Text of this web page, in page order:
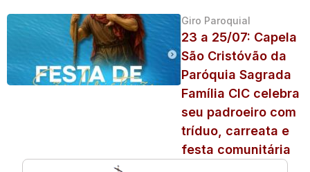
Giro Paroquial
23 a 25/07: Capela
São Cristóvão da
Paróquia Sagrada
Família CIC celebra
seu padroeiro com
tríduo, carreata e
festa comunitária